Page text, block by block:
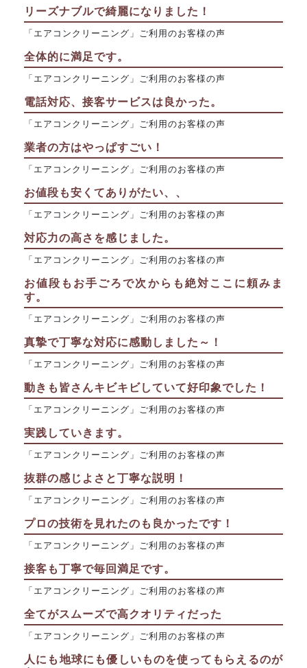
リーズナブルで綺麗になりました！
「エアコンクリーニング」ご利用のお客様の声
全体的に満足です。
「エアコンクリーニング」ご利用のお客様の声
電話対応、接客サービスは良かった。
「エアコンクリーニング」ご利用のお客様の声
業者の方はやっぱすごい！
「エアコンクリーニング」ご利用のお客様の声
お値段も安くてありがたい、、
「エアコンクリーニング」ご利用のお客様の声
対応力の高さを感じました。
「エアコンクリーニング」ご利用のお客様の声
お値段もお手ごろで次からも絶対ここに頼みま
す。
「エアコンクリーニング」ご利用のお客様の声
真摯で丁寧な対応に感動しました～！
「エアコンクリーニング」ご利用のお客様の声
動きも皆さんキビキビしていて好印象でした！
「エアコンクリーニング」ご利用のお客様の声
実践していきます。
「エアコンクリーニング」ご利用のお客様の声
抜群の感じよさと丁寧な説明！
「エアコンクリーニング」ご利用のお客様の声
プロの技術を見れたのも良かったです！
「エアコンクリーニング」ご利用のお客様の声
接客も丁寧で毎回満足です。
「エアコンクリーニング」ご利用のお客様の声
全てがスムーズで高クオリティだった
「エアコンクリーニング」ご利用のお客様の声
人にも地球にも優しいものを使ってもらえるのが